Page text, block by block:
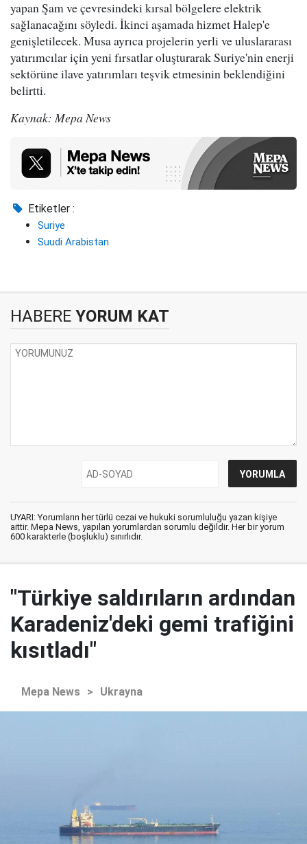
yapan Şam ve çevresindeki kırsal bölgelere elektrik
sağlanacağını söyledi. İkinci aşamada hizmet Halep'e
genişletilecek. Musa ayrıca projelerin yerli ve uluslararası
yatırımcılar için yeni fırsatlar oluşturarak Suriye'nin enerji
sektörüne ilave yatırımları teşvik etmesinin beklendiğini
belirtti.
Kaynak: Mepa News
Etiketler :
Suriye
Suudi Arabistan
HABERE YORUM KAT
UYARI: Yorumların her türlü cezai ve hukuki sorumluluğu yazan kişiye
aittir. Mepa News, yapılan yorumlardan sorumlu değildir. Her bir yorum
600 karakterle (boşluklu) sınırlıdır.
"Türkiye saldırıların ardından
Karadeniz'deki gemi trafiğini
kısıtladı"
Mepa News > Ukrayna